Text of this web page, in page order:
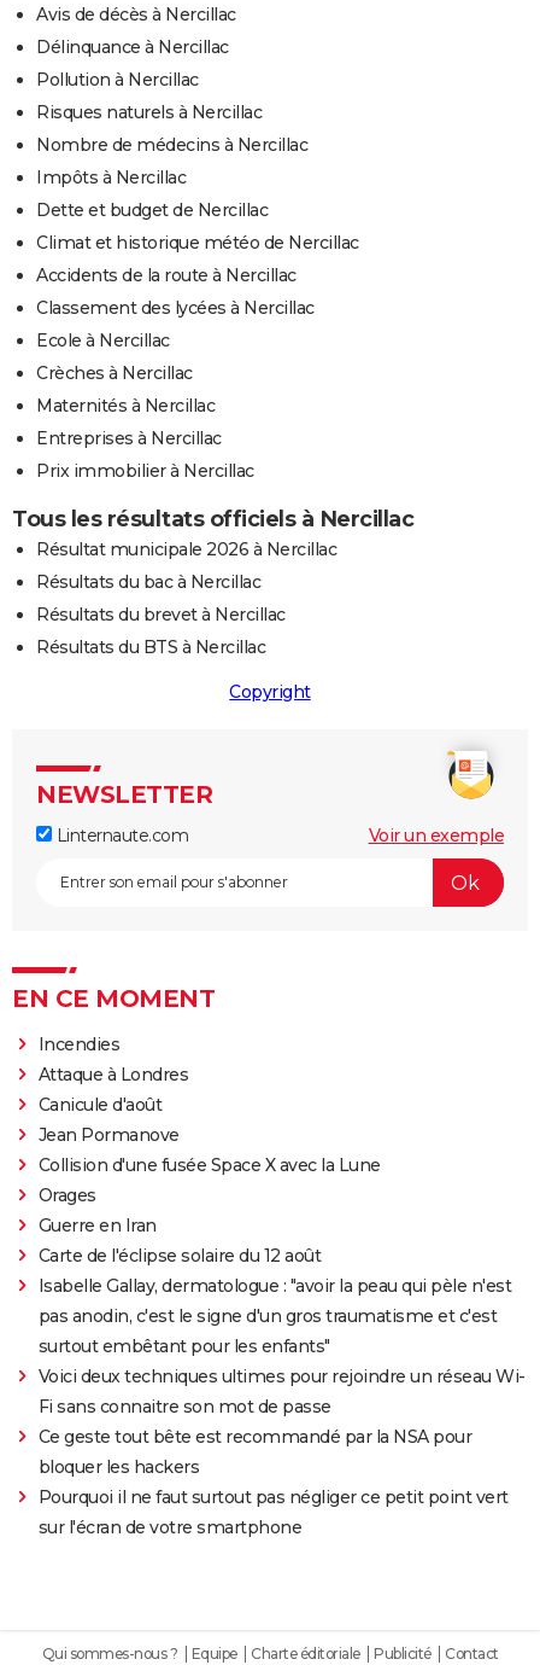
Avis de décès à Nercillac
Délinquance à Nercillac
Pollution à Nercillac
Risques naturels à Nercillac
Nombre de médecins à Nercillac
Impôts à Nercillac
Dette et budget de Nercillac
Climat et historique météo de Nercillac
Accidents de la route à Nercillac
Classement des lycées à Nercillac
Ecole à Nercillac
Crèches à Nercillac
Maternités à Nercillac
Entreprises à Nercillac
Prix immobilier à Nercillac
Tous les résultats officiels à Nercillac
Résultat municipale 2026 à Nercillac
Résultats du bac à Nercillac
Résultats du brevet à Nercillac
Résultats du BTS à Nercillac
Copyright
NEWSLETTER
Linternaute.com Voir un exemple
EN CE MOMENT
Incendies
Attaque à Londres
Canicule d'août
Jean Pormanove
Collision d'une fusée Space X avec la Lune
Orages
Guerre en Iran
Carte de l'éclipse solaire du 12 août
Isabelle Gallay, dermatologue : "avoir la peau qui pèle n'est
pas anodin, c'est le signe d'un gros traumatisme et c'est
surtout embêtant pour les enfants"
Voici deux techniques ultimes pour rejoindre un réseau Wi-
Fi sans connaitre son mot de passe
Ce geste tout bête est recommandé par la NSA pour
bloquer les hackers
Pourquoi il ne faut surtout pas négliger ce petit point vert
sur l'écran de votre smartphone
Qui sommes-nous ? Equipe Charte éditoriale Publicité Contact